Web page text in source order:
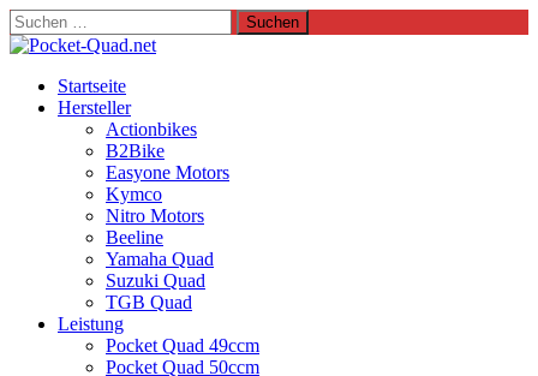
Suchen
nach:
Startseite
Hersteller
Actionbikes
B2Bike
Easyone Motors
Kymco
Nitro Motors
Beeline
Yamaha Quad
Suzuki Quad
TGB Quad
Leistung
Pocket Quad 49ccm
Pocket Quad 50ccm